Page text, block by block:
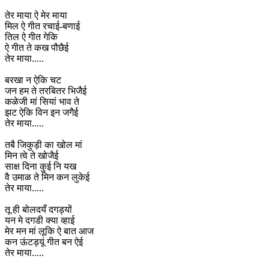
तेर माया ऐ मेर माया
मिल ऐ गीत रचाई-बणाई
तिल ऐ गीत गेकि
ऐ गीत ते कख पौछैई
तेर माया.....
बरखा न ऐकि चट
जन हम ते तरबितर भिजैई
कळेजी मां सियां भाव ते
झट ऐकि विन इन जगैई
तेर माया.....
तबै जिकुड़ी का खोल मां
मिन त्वे ते खोजैई
साक्ष दिना कुई नि यख
वै उमाळ ते मिन कन लुकेई
तेर माया.....
तू ही बोलदयँ दगड्यों
यन मे दगडी क्या व्हाई
मेर मन मां लूकि ऐ बात आज
कन ऊंटड़यूं गीत बन ऐई
तेर माया.....